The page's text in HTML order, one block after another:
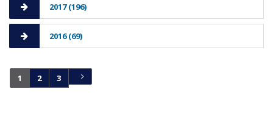
2017 (196)
2016 (69)
1 2 3